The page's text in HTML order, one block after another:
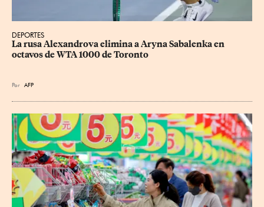
DEPORTES
La rusa Alexandrova elimina a Aryna Sabalenka en
octavos de WTA 1000 de Toronto
Por AFP